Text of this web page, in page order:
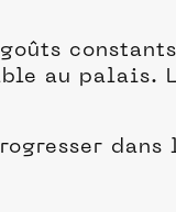
au palais.
dans